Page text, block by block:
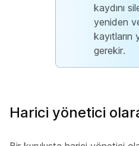
kaydını
yeniden
gerekir.
Harici yönetici